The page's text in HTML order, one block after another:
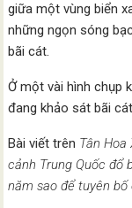
giữa một vùng biển
những ngọn sóng
bãi cát.
Ở một vài hình chụp
đang khảo sát bãi
Bài viết trên Tân
cảnh Trung Quốc đổ
năm sao để tuyên bố